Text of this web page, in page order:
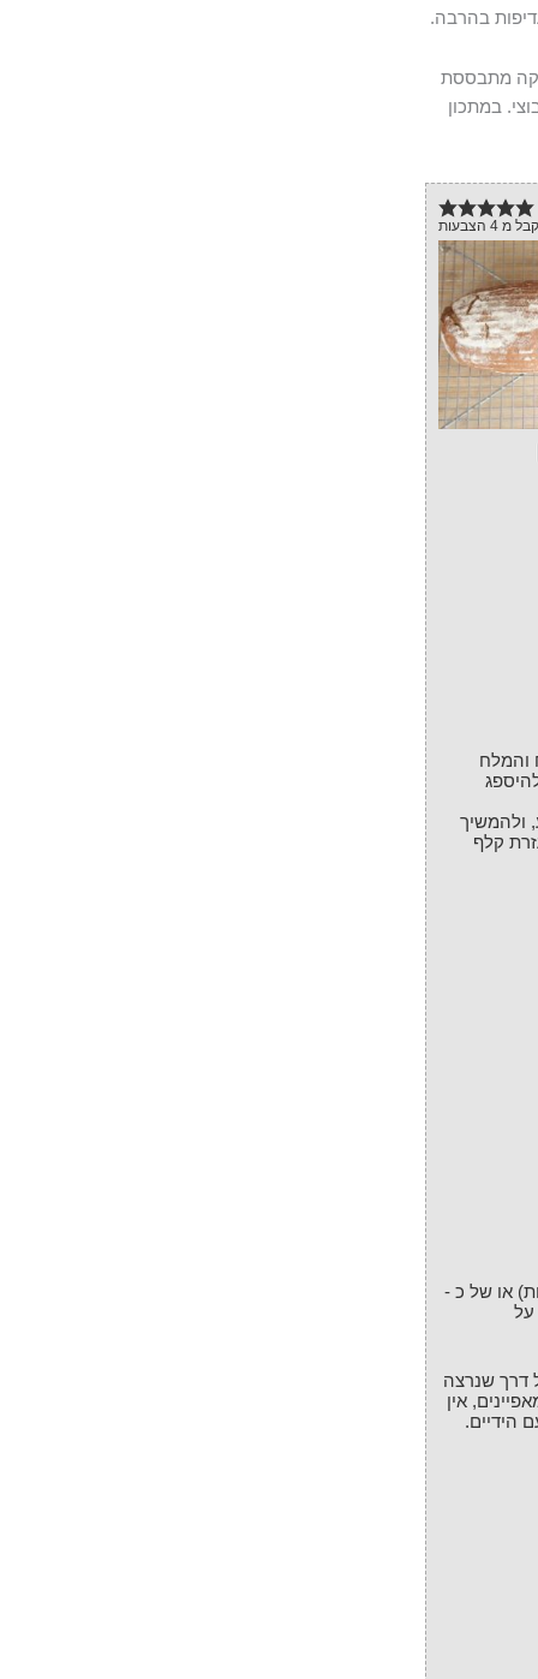
בהרבה.
מתבססת
במתכון
מ4 הצבעות
והמלח
למים להיספג
ולהמשיך
קלף
של כ- 6 שעות (בטמפרטורה של 20 מעלות) או של כ -
על
דרך שנרצה
אין
הידיים.